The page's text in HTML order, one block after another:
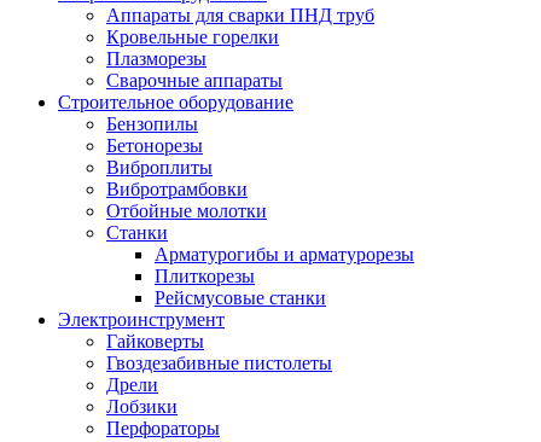
Аппараты для сварки ПНД труб
Кровельные горелки
Плазморезы
Сварочные аппараты
Строительное оборудование
Бензопилы
Бетонорезы
Виброплиты
Вибротрамбовки
Отбойные молотки
Станки
Арматурогибы и арматурорезы
Плиткорезы
Рейсмусовые станки
Электроинструмент
Гайковерты
Гвоздезабивные пистолеты
Дрели
Лобзики
Перфораторы